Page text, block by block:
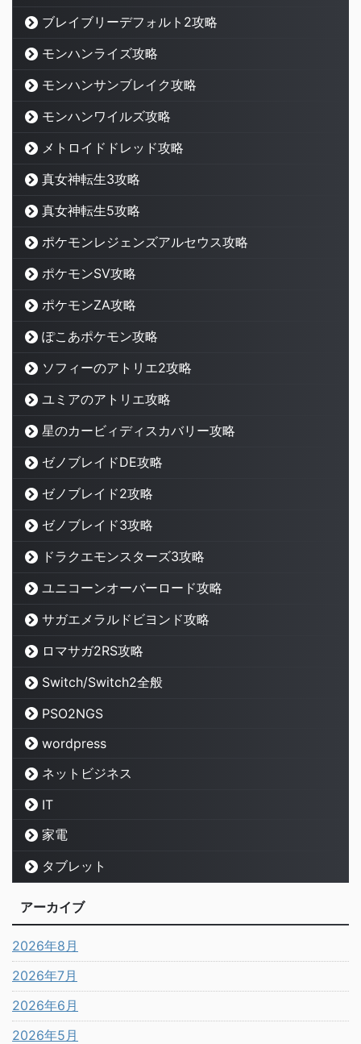
ブレイブリーデフォルト2攻略
モンハンライズ攻略
モンハンサンブレイク攻略
モンハンワイルズ攻略
メトロイドドレッド攻略
真女神転生3攻略
真女神転生5攻略
ポケモンレジェンズアルセウス攻略
ポケモンSV攻略
ポケモンZA攻略
ぽこあポケモン攻略
ソフィーのアトリエ2攻略
ユミアのアトリエ攻略
星のカービィディスカバリー攻略
ゼノブレイドDE攻略
ゼノブレイド2攻略
ゼノブレイド3攻略
ドラクエモンスターズ3攻略
ユニコーンオーバーロード攻略
サガエメラルドビヨンド攻略
ロマサガ2RS攻略
Switch/Switch2全般
PSO2NGS
wordpress
ネットビジネス
IT
家電
タブレット
アーカイブ
2026年8月
2026年7月
2026年6月
2026年5月